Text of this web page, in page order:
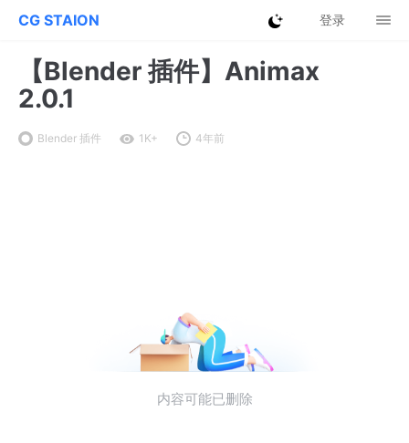
CG STAION 登录
【Blender 插件】Animax
2.0.1
Blender 插件 1K+ 4年前